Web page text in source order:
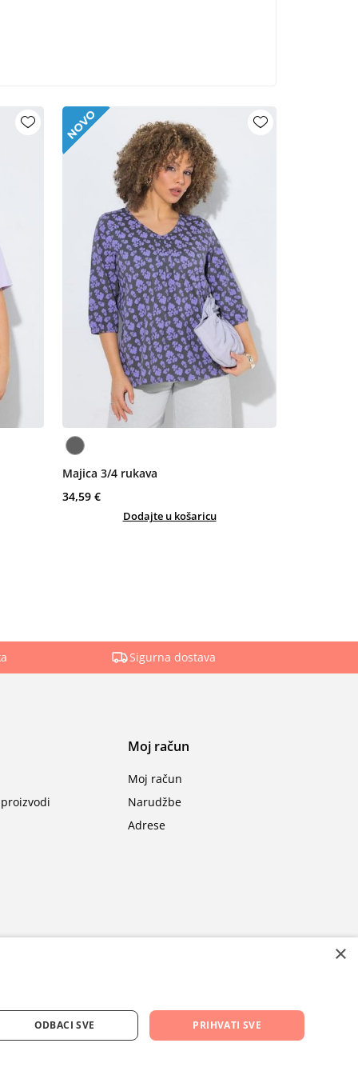
Majica 3/4 rukava
34,59 €
Dodajte u košaricu
Sigurna dostava
Moj račun
Moj račun
Narudžbe
Adrese
×
PRIHVATI SVE
ODBACI SVE